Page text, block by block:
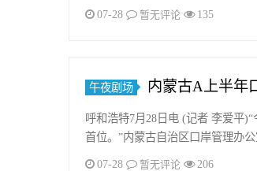
07-28 暂无评论 135
午夜剧场 内蒙古A上半年
呼和浩特7月28日电 (记者 李爱平
首位。”内蒙古自治区口岸管理办
07-28 暂无评论 206